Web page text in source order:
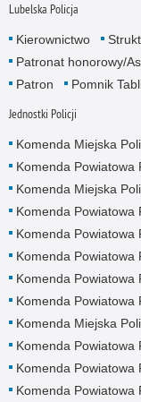
Lubelska Policja
Kierownictwo
Patronat honorowy/
Patron
Pomnik
Jednostki Policji
Komenda Miejska
Komenda Powiatowa
Komenda Miejska
Komenda Powiatowa
Komenda Powiatowa
Komenda Powiatowa
Komenda Powiatowa
Komenda Powiatowa
Komenda Miejska
Komenda Powiatowa
Komenda Powiatowa
Komenda Powiatowa